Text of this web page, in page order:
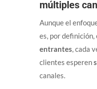
múltiples
Aunque el
es, por definición,
entrantes, cada
clientes esperen
canales.